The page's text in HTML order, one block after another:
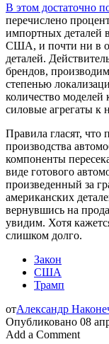
В этом достаточно
перечислено
импортных деталей
США, и почти ни в
деталей.
брендов,
степенью
количество
силовые агрегаты
Правила гласят,
производства
компоненты
виде готового
произведенный за
американских
вернувшись на
увидим. Хотя
слишком долго.
Закон
США
Трамп
отАлександр
Опубликовано 08
Add a Comment